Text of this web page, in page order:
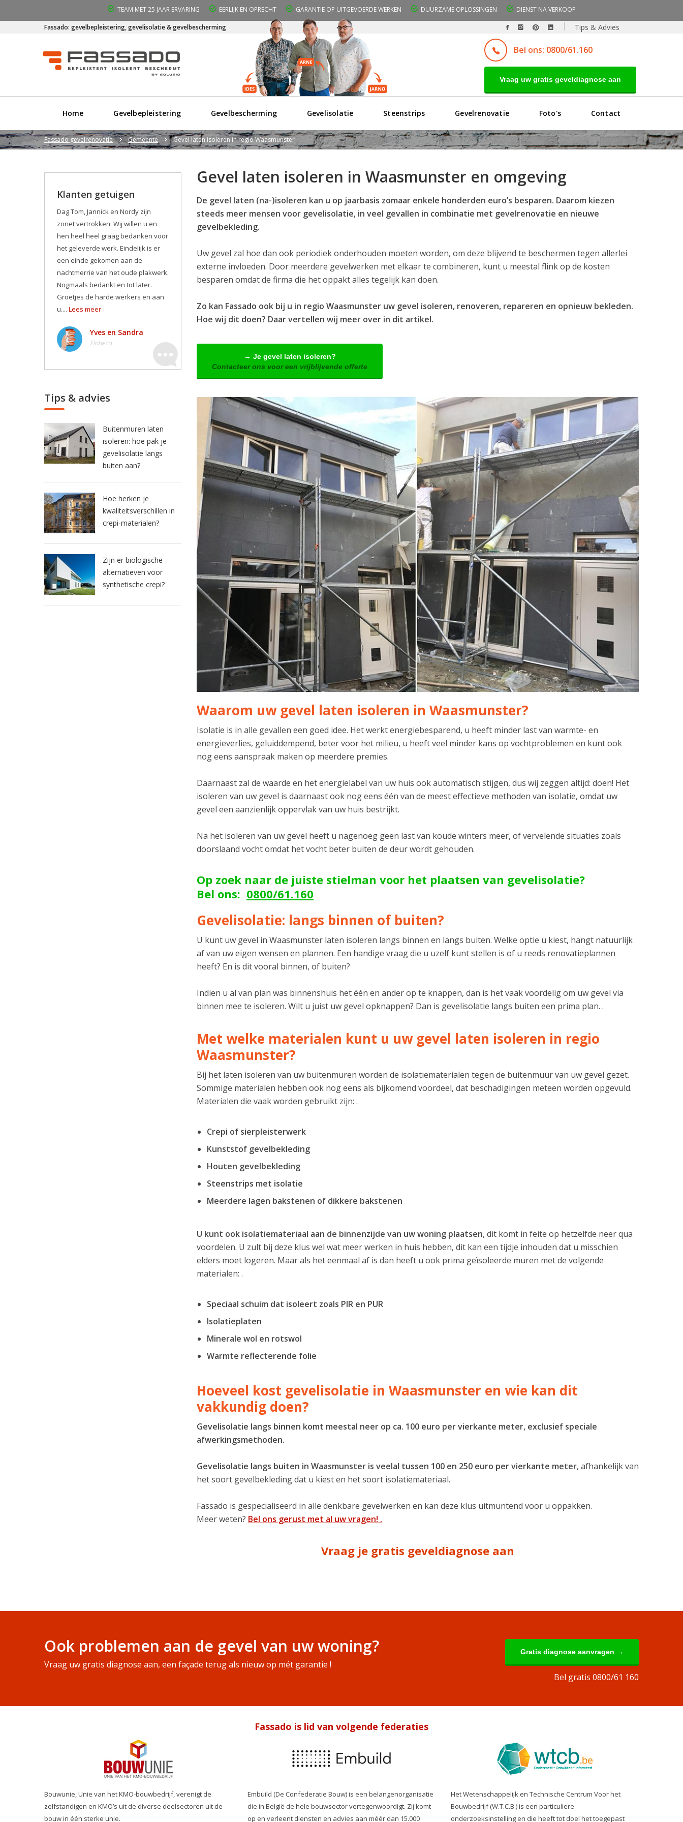
TEAM MET 25 JAAR ERVARING EERLIJK EN OPRECHT GARANTIE OP UITGEVOERDE WERKEN DUURZAME OPLOSSINGEN DIENST NA VERKOOP
Fassado: gevelbepleistering, gevelisolatie & gevelbescherming Tips & Advies
Bel ons: 0800/61.160
Vraag uw gratis geveldiagnose aan
Home Gevelbepleistering Gevelbescherming Gevelisolatie Steenstrips Gevelrenovatie Foto's Contact
Fassado gevelrenovatie Gemeente Gevel laten isoleren in regio Waasmunster
Gevel laten isoleren in Waasmunster en omgeving
De gevel laten (na-)isoleren kan u op jaarbasis zomaar enkele honderden euro’s besparen. Daarom kiezen
steeds meer mensen voor gevelisolatie, in veel gevallen in combinatie met gevelrenovatie en nieuwe
gevelbekleding.
Uw gevel zal hoe dan ook periodiek onderhouden moeten worden, om deze blijvend te beschermen tegen allerlei
externe invloeden. Door meerdere gevelwerken met elkaar te combineren, kunt u meestal flink op de kosten
besparen omdat de firma die het oppakt alles tegelijk kan doen.
Zo kan Fassado ook bij u in regio Waasmunster uw gevel isoleren, renoveren, repareren en opnieuw bekleden.
Hoe wij dit doen? Daar vertellen wij meer over in dit artikel.
→ Je gevel laten isoleren?
Contacteer ons voor een vrijblijvende offerte
Waarom uw gevel laten isoleren in Waasmunster?
Isolatie is in alle gevallen een goed idee. Het werkt energiebesparend, u heeft minder last van warmte- en
energieverlies, geluiddempend, beter voor het milieu, u heeft veel minder kans op vochtproblemen en kunt ook
nog eens aanspraak maken op meerdere premies.
Daarnaast zal de waarde en het energielabel van uw huis ook automatisch stijgen, dus wij zeggen altijd: doen! Het
isoleren van uw gevel is daarnaast ook nog eens één van de meest effectieve methoden van isolatie, omdat uw
gevel een aanzienlijk oppervlak van uw huis bestrijkt.
Na het isoleren van uw gevel heeft u nagenoeg geen last van koude winters meer, of vervelende situaties zoals
doorslaand vocht omdat het vocht beter buiten de deur wordt gehouden.
Op zoek naar de juiste stielman voor het plaatsen van gevelisolatie?
Bel ons: 0800/61.160
Gevelisolatie: langs binnen of buiten?
U kunt uw gevel in Waasmunster laten isoleren langs binnen en langs buiten. Welke optie u kiest, hangt natuurlijk
af van uw eigen wensen en plannen. Een handige vraag die u uzelf kunt stellen is of u reeds renovatieplannen
heeft? En is dit vooral binnen, of buiten?
Indien u al van plan was binnenshuis het één en ander op te knappen, dan is het vaak voordelig om uw gevel via
binnen mee te isoleren. Wilt u juist uw gevel opknappen? Dan is gevelisolatie langs buiten een prima plan. .
Met welke materialen kunt u uw gevel laten isoleren in regio
Waasmunster?
Bij het laten isoleren van uw buitenmuren worden de isolatiematerialen tegen de buitenmuur van uw gevel gezet.
Sommige materialen hebben ook nog eens als bijkomend voordeel, dat beschadigingen meteen worden opgevuld.
Materialen die vaak worden gebruikt zijn: .
Crepi of sierpleisterwerk
Kunststof gevelbekleding
Houten gevelbekleding
Steenstrips met isolatie
Meerdere lagen bakstenen of dikkere bakstenen
U kunt ook isolatiemateriaal aan de binnenzijde van uw woning plaatsen, dit komt in feite op hetzelfde neer qua
voordelen. U zult bij deze klus wel wat meer werken in huis hebben, dit kan een tijdje inhouden dat u misschien
elders moet logeren. Maar als het eenmaal af is dan heeft u ook prima geïsoleerde muren met de volgende
materialen: .
Speciaal schuim dat isoleert zoals PIR en PUR
Isolatieplaten
Minerale wol en rotswol
Warmte reflecterende folie
Hoeveel kost gevelisolatie in Waasmunster en wie kan dit
vakkundig doen?
Gevelisolatie langs binnen komt meestal neer op ca. 100 euro per vierkante meter, exclusief speciale
afwerkingsmethoden.
Gevelisolatie langs buiten in Waasmunster is veelal tussen 100 en 250 euro per vierkante meter, afhankelijk van
het soort gevelbekleding dat u kiest en het soort isolatiemateriaal.
Fassado is gespecialiseerd in alle denkbare gevelwerken en kan deze klus uitmuntend voor u oppakken.
Meer weten? Bel ons gerust met al uw vragen! .
Vraag je gratis geveldiagnose aan
Klanten getuigen
Dag Tom, Jannick en Nordy zijn
zonet vertrokken. Wij willen u en
hen heel heel graag bedanken voor
het geleverde werk. Eindelijk is er
een einde gekomen aan de
nachtmerrie van het oude plakwerk.
Nogmaals bedankt en tot later.
Groetjes de harde werkers en aan
u.... Lees meer
Yves en Sandra
Flobecq
Tips & advies
Buitenmuren laten
isoleren: hoe pak je
gevelisolatie langs
buiten aan?
Hoe herken je
kwaliteitsverschillen in
crepi-materialen?
Zijn er biologische
alternatieven voor
synthetische crepi?
Ook problemen aan de gevel van uw woning?
Vraag uw gratis diagnose aan, een façade terug als nieuw op mét garantie !
Gratis diagnose aanvragen →
Bel gratis 0800/61 160
Fassado is lid van volgende federaties
Bouwunie, Unie van het KMO-bouwbedrijf, verenigt de
zelfstandigen en KMO’s uit de diverse deelsectoren uit de
bouw in één sterke unie.
Embuild (De Confederatie Bouw) is een belangenorganisatie
die in België de hele bouwsector vertegenwoordigt. Zij komt
op en verleent diensten en advies aan méér dan 15.000
Het Wetenschappelijk en Technische Centrum Voor het
Bouwbedrijf (W.T.C.B.) is een particuliere
onderzoeksinstelling en die heeft tot doel het toegepast